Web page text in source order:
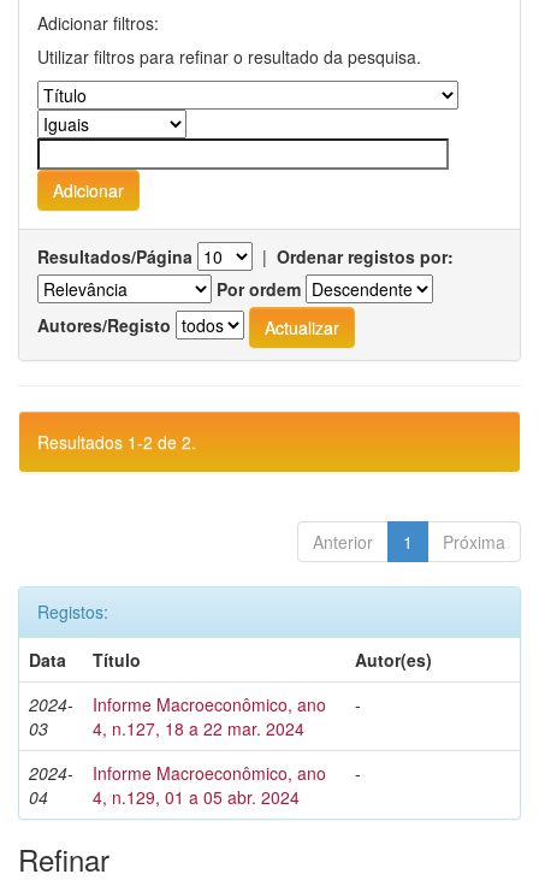
Adicionar filtros:
Utilizar filtros para refinar o resultado da pesquisa.
Resultados/Página | Ordenar registos por:
Por ordem
Autores/Registo
Resultados 1-2 de 2.
Anterior 1 Próxima
Registos:
Data
Título
Autor(es)
2024-
03
Informe Macroeconômico, ano
4, n.127, 18 a 22 mar. 2024
-
2024-
04
Informe Macroeconômico, ano
4, n.129, 01 a 05 abr. 2024
-
Refinar